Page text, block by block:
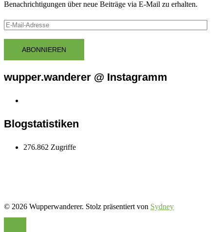
Benachrichtigungen über neue Beiträge via E-Mail zu erhalten.
E-
AdresseABONNIEREN
wupper.wanderer @ Instagramm
Blogstatistiken
276.862 Zugriffe
© 2026 Wupperwanderer. Stolz präsentiert von Sydney